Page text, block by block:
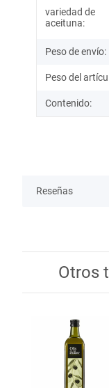
Información
Valor
variedad de
aceituna:
Peso de envío:
Peso del
Contenido:
Reseñas
Otros